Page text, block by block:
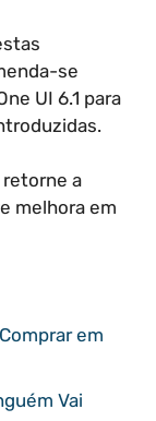
se
UI 6.1 para
retorne a
melhora em
em
Vai